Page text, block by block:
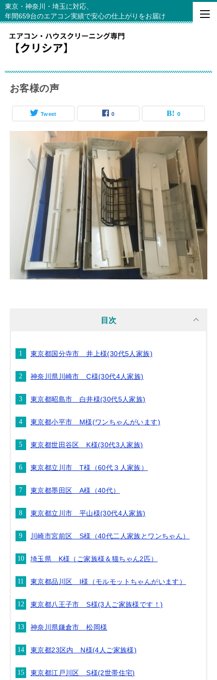
東京・神奈川・埼玉に対応、
年間659台のエアコン実績で安心の仕上がりをお届け
お客様の声
Tweet 0 0
目次
東京都国分寺市 井上様(30代5人家族)
神奈川県川崎市 C様(30代4人家族)
東京都昭島市 白井様(30代5人家族)
東京都小平市 M様(ワンちゃんがいます)
東京都世田谷区 K様(30代3人家族)
東京都立川市 T様（60代３人家族）
東京都墨田区 A様（40代）
東京都立川市 平山様(30代4人家族)
川崎市宮前区 S様（40代二人家族とワンちゃん）
埼玉県 K様（ご家族様＆猫ちゃん2匹）
東京都品川区 I様（モルモットちゃんがいます）
東京都八王子市 S様(3人ご家族様です！)
神奈川県鎌倉市 松岡様
東京都23区内 N様(4人ご家族様)
東京都江戸川区 S様(2世帯住宅)